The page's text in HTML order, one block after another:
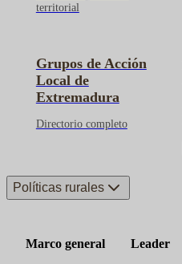
territorial
Grupos de Acción
Local de
Extremadura
Directorio completo
Políticas rurales
Marco general Leader